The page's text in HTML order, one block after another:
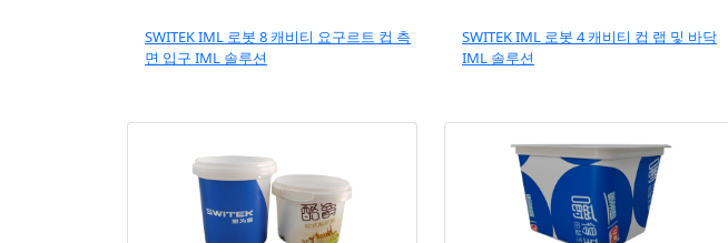
SWITEK IML 로봇 8 캐비티 요구르트 컵 측
면 입구 IML 솔루션
SWITEK IML 로봇 4 캐비티 컵 랩 및 바닥
IML 솔루션